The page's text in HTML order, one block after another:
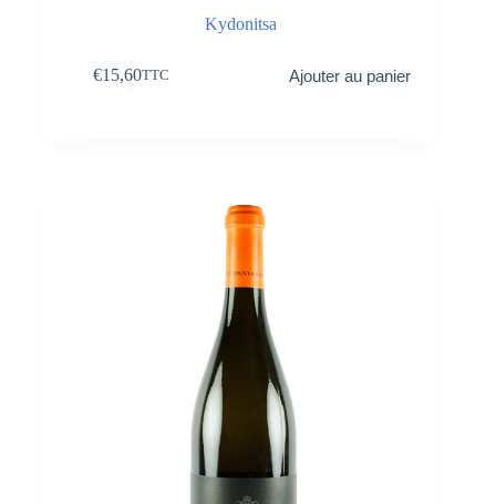
Kydonitsa
€15,60TTC Ajouter au panier